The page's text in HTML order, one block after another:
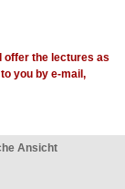
offer the lectures as
you by e-mail,
Ansicht